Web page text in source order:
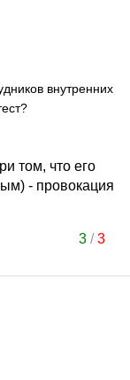
внутренних
том, что его
- провокация
3/3